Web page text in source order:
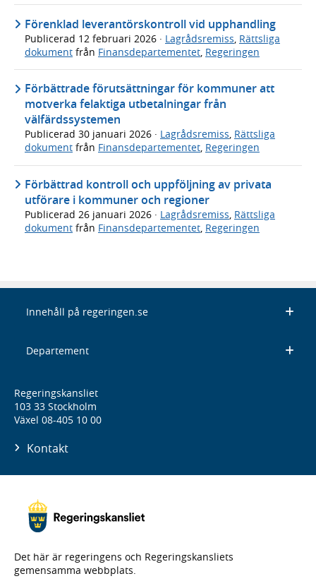
Förenklad leverantörskontroll vid upphandling
Publicerad 12 februari 2026 · Lagrådsremiss Rättsliga
dokument från Finansdepartementet Regeringen
Förbättrade förutsättningar för kommuner att
motverka felaktiga utbetalningar från
välfärdssystemen
Publicerad 30 januari 2026 · Lagrådsremiss, Rättsliga
dokument från Finansdepartementet, Regeringen
Förbättrad kontroll och uppföljning av privata
utförare i kommuner och regioner
Publicerad 26 januari 2026 · Lagrådsremiss, Rättsliga
dokument från Finansdepartementet, Regeringen
Innehåll på regeringen.se
Departement
Regeringskansliet
103 33 Stockholm
Växel 08-405 10 00
Kontakt
Det här är regeringens och Regeringskansliets
gemensamma webbplats.